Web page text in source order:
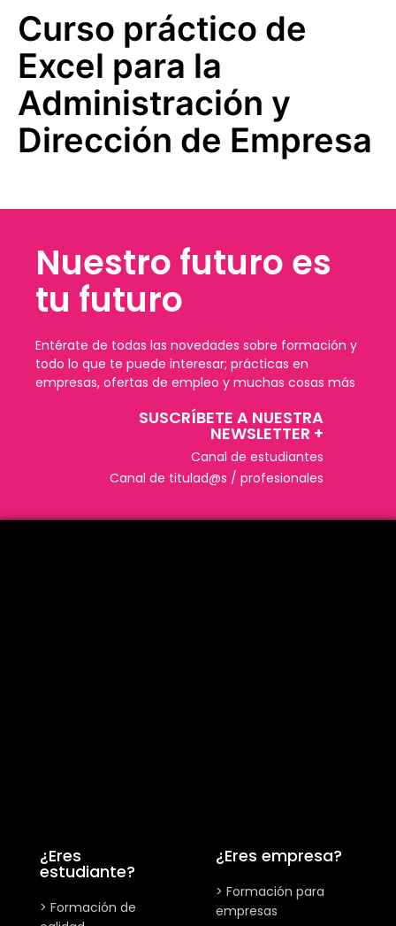
Curso práctico de
Excel para la
Administración y
Dirección de Empresa
Nuestro futuro es
tu futuro
Entérate de todas las novedades sobre formación y
todo lo que te puede interesar; prácticas en
empresas, ofertas de empleo y muchas cosas más
SUSCRÍBETE A NUESTRA
NEWSLETTER +​
Canal de estudiantes
Canal de titulad@s / profesionales
¿Eres
estudiante?
> Formación de
¿Eres empresa?
> Formación para
empresas